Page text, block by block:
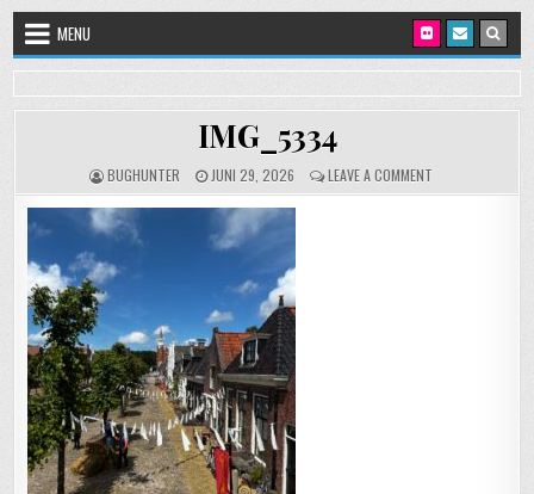
Skip to content
MENU
IMG_5334
AUTHOR:
BUGHUNTER PUBLISHED DATE:
JUNI 29, 2026 LEAVE A COMMENT